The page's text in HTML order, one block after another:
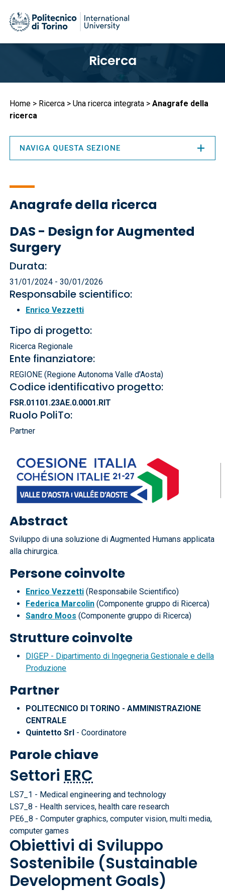
principale
Ricerca
Briciole
di
pane
Home Ricerca Una ricerca integrata
Anagrafe della
ricerca
Anagrafe della ricerca
DAS - Design for Augmented
Surgery
Durata:
31/01/2024 - 30/01/2026
Responsabile scientifico:
Enrico Vezzetti
Tipo di progetto:
Ricerca Regionale
Ente finanziatore:
REGIONE (Regione Autonoma Valle d'Aosta)
Codice identificativo progetto:
FSR.01101.23AE.0.0001.RIT
Ruolo PoliTo:
Partner
Abstract
Sviluppo di una soluzione di Augmented Humans applicata
alla chirurgica.
Persone coinvolte
Enrico Vezzetti (Responsabile Scientifico)
Federica Marcolin (Componente gruppo di Ricerca)
Sandro Moos (Componente gruppo di Ricerca)
Strutture coinvolte
DIGEP - Dipartimento di Ingegneria Gestionale e della
Produzione
Partner
POLITECNICO DI TORINO - AMMINISTRAZIONE
CENTRALE
Quintetto Srl - Coordinatore
Parole chiave
Settori ERC
LS7_1 - Medical engineering and technology
LS7_8 - Health services, health care research
PE6_8 - Computer graphics, computer vision, multi media,
computer games
Obiettivi di Sviluppo
Sostenibile (Sustainable
Development Goals)
NAVIGA QUESTA SEZIONE